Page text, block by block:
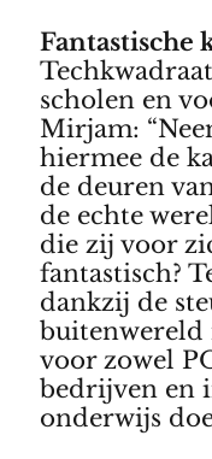
Fantastische
scholen en
Mirjam:
hiermee de
de deuren
de echte
die zij voor
fantastisch?
dankzij de
buitenwereld
voor zowel
bedrijven en
onderwijs